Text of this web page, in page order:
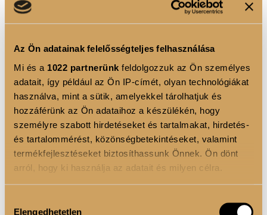
Az Ön adatainak felelősségteljes felhasználása
Mi és a 1022 partnerünk feldolgozzuk az Ön személyes
adatait, így például az Ön IP-címét, olyan technológiákat
használva, mint a sütik, amelyekkel tárolhatjuk és
hozzáférünk az Ön adataihoz a készülékén, hogy
személyre szabott hirdetéseket és tartalmakat, hirdetés-
és tartalommérést, közönségbetekintéseket, valamint
termékfejlesztéseket biztosíthassunk Önnek. Ön dönt
arról, hogy ki használja az adatait és milyen célra.
Információgyűjtés az Ön földrajzi elhelyezkedéséről
Elengedhetetlen
szénhidrátot viszünk be. A
fantasztikus ízű és
krémes állagú fehérje turmix rendkívül alacsony
cukor és zsírtartalmarévén diétás édességként is
kitűnő választás. A terméket célszerű reggel, edzés
után és lefekvés előtt fogyasztani.
TERMÉK ELŐNYÖK
Tejsavó fehérje:
Kiváló minőségű fehérjeforrás,
amely segít az izmok építésében és
regenerálódásában